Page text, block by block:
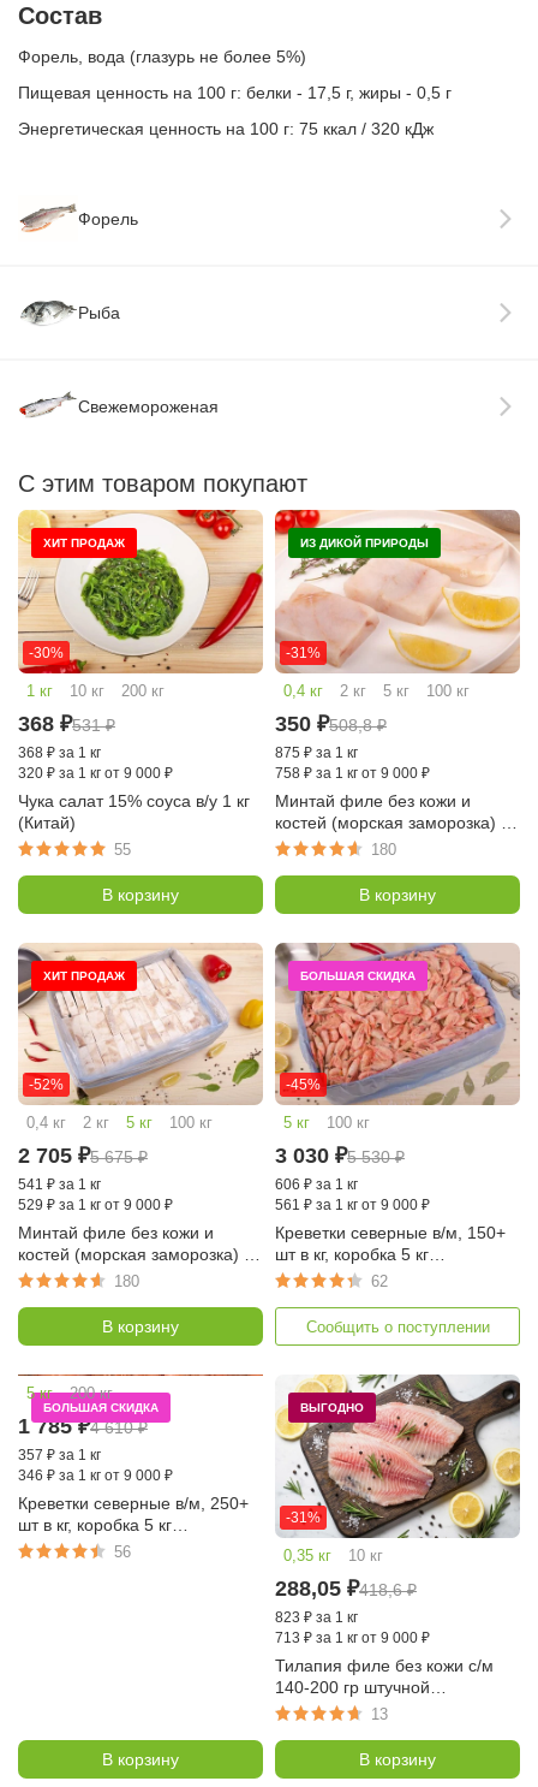
Состав
Форель, вода (глазурь не более 5%)
Пищевая ценность на 100 г: белки - 17,5 г, жиры - 0,5 г
Энергетическая ценность на 100 г: 75 ккал / 320 кДж
Форель
Рыба
Свежемороженая
С этим товаром покупают
ХИТ ПРОДАЖ
-30%
1 кг 10 кг 200 кг
368 ₽531₽
368 ₽ за 1 кг
320 ₽ за 1 кг от 9 000 ₽
Чука салат 15% соуса в/у 1 кг
(Китай)
55
В корзину
ИЗ ДИКОЙ ПРИРОДЫ
-31%
0,4 кг 2 кг 5 кг 100 кг
350 ₽508,8₽
875 ₽ за 1 кг
758 ₽ за 1 кг от 9 000 ₽
Минтай филе без кожи и
костей (морская заморозка) с/
м порционный по 100 гр.,
180
В корзину
ХИТ ПРОДАЖ
-52%
0,4 кг 2 кг 5 кг 100 кг
2 705 ₽5 675₽
541 ₽ за 1 кг
529 ₽ за 1 кг от 9 000 ₽
Минтай филе без кожи и
костей (морская заморозка) с/
м порционный по 100-120 гр,
180
В корзину
БОЛЬШАЯ СКИДКА
-45%
5 кг 100 кг
3 030 ₽5 530₽
606 ₽ за 1 кг
561 ₽ за 1 кг от 9 000 ₽
Креветки северные в/м, 150+
шт в кг, коробка 5 кг
(Баренцево море, КРФ)
62
Сообщить о поступлении
БОЛЬШАЯ СКИДКА
5 кг 200 кг
1 785₽4 610₽
357 ₽ за 1 кг
346 ₽ за 1 кг от 9 000 ₽
Креветки северные в/м, 250+
шт в кг, коробка 5 кг
(Баренцево море, КРФ)
56
В корзину
ВЫГОДНО
-31%
0,35 кг 10 кг
288,05 ₽418,6₽
823 ₽ за 1 кг
713 ₽ за 1 кг от 9 000 ₽
Тилапия филе без кожи с/м
140-200 гр штучной
заморозки, упаковка 300-400
13
В корзину